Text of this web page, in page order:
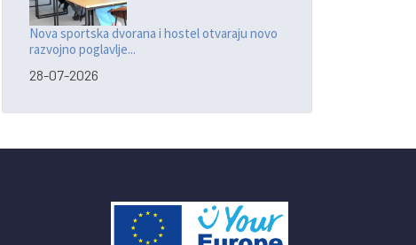
Nova sportska dvorana i hostel otvaraju novo
razvojno poglavlje...
28-07-2026